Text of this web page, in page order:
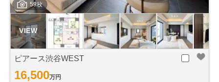
59枚
ピアース渋谷WEST
16,500万円